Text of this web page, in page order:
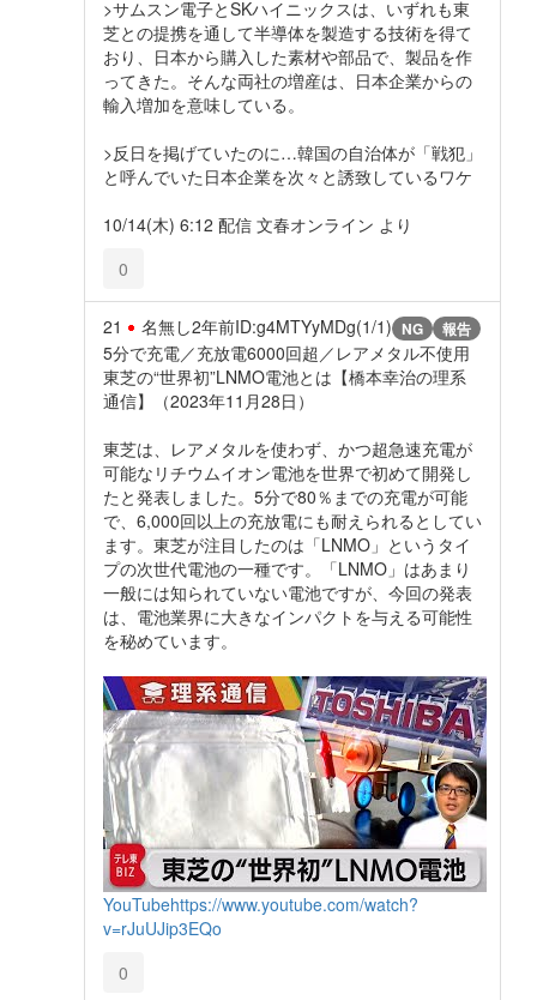
>サムスン電子とSKハイニックスは、いずれも東
芝との提携を通して半導体を製造する技術を得て
おり、日本から購入した素材や部品で、製品を作
ってきた。そんな両社の増産は、日本企業からの
輸入増加を意味している。
>反日を掲げていたのに…韓国の自治体が「戦犯」
と呼んでいた日本企業を次々と誘致しているワケ
10/14(木) 6:12 配信 文春オンライン より
0
21 名無し2年前ID:g4MTYyMDg(1/1) NG 報告
5分で充電／充放電6000回超／レアメタル不使用
東芝の“世界初”LNMO電池とは【橋本幸治の理系
通信】（2023年11月28日）
東芝は、レアメタルを使わず、かつ超急速充電が
可能なリチウムイオン電池を世界で初めて開発し
たと発表しました。5分で80％までの充電が可能
で、6,000回以上の充放電にも耐えられるとしてい
ます。東芝が注目したのは「LNMO」というタイ
プの次世代電池の一種です。「LNMO」はあまり
一般には知られていない電池ですが、今回の発表
は、電池業界に大きなインパクトを与える可能性
を秘めています。
YouTubehttps://www.youtube.com/watch?
v=rJuUJip3EQo
0